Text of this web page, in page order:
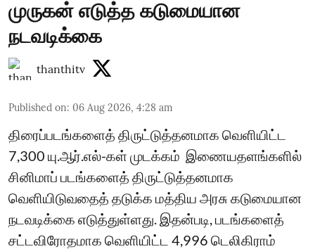
முருகன் எடுத்த கடுமையான
நடவடிக்கை
thanthitv
Published on: 06 Aug 2026, 4:28 am
திரைப்படங்களைத் திருட்டுத்தனமாக வெளியிட்ட
7,300 யு.ஆர்.எல்-கள் முடக்கம் ​ இணையதளங்களில்
சினிமாப் படங்களைத் திருட்டுத்தனமாக
வெளியிடுவதைத் தடுக்க மத்திய அரசு கடுமையான
நடவடிக்கை எடுத்துள்ளது. இதன்படி, படங்களைத்
சட்டவிரோதமாக வெளியிட்ட 4,996 டெலிகிராம்